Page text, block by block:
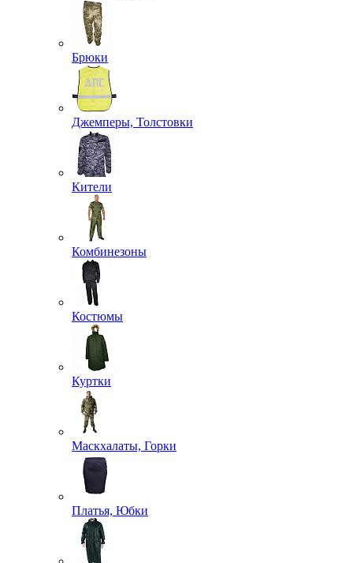
Брюки
Джемперы, Толстовки
Кители
Комбинезоны
Костюмы
Куртки
Маскхалаты, Горки
Платья, Юбки